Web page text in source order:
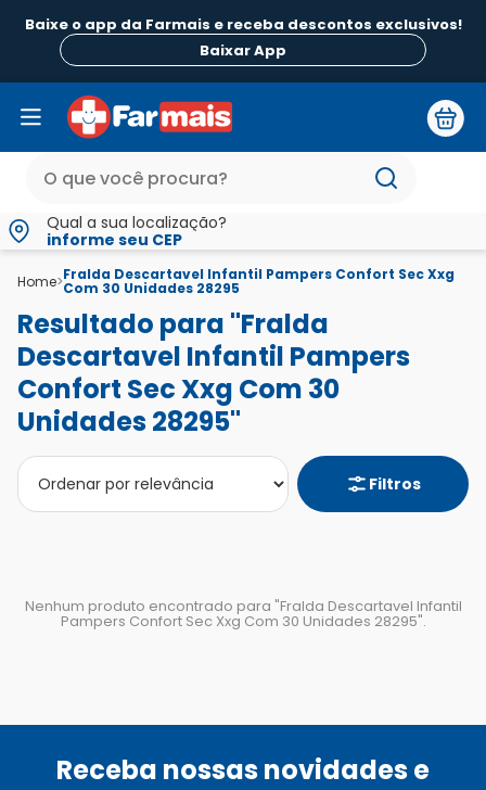
Baixe o app da Farmais e receba descontos exclusivos!
Baixar App
Qual a sua localização?
informe seu CEP
Home>Fralda Descartavel Infantil Pampers Confort Sec Xxg
Com 30 Unidades 28295
Resultado para "Fralda
Descartavel Infantil Pampers
Confort Sec Xxg Com 30
Unidades 28295"
Filtros
Nenhum produto encontrado para "Fralda Descartavel Infantil
Pampers Confort Sec Xxg Com 30 Unidades 28295".
Receba nossas novidades e